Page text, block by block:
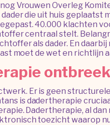
Vrouwen Overleg
die uit huis geplaatst
40.000 klachten
centraal stelt.
als dader. En
moet de wet en
Er is geen
is dadertherapie
Dadertherapie, al
toezicht waarop